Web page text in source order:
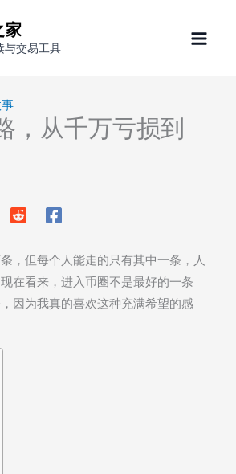
家
与交易工具
，从千万亏损到
，但每个人能走的只有其中一条，人
在看来，进入币圈不是最好的一条
因为我真的喜欢这种充满希望的感